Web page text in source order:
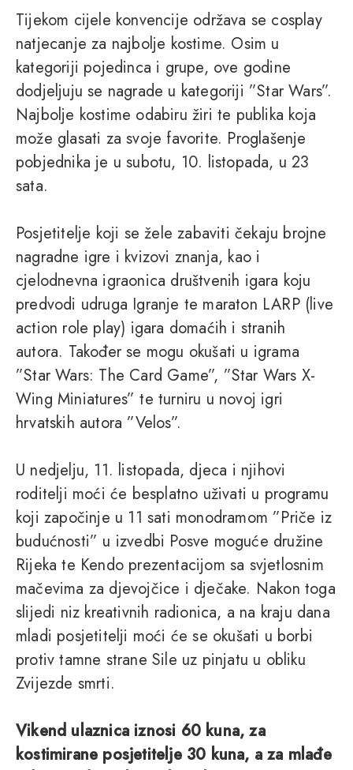
Tijekom cijele konvencije održava se cosplay
natjecanje za najbolje kostime. Osim u
kategoriji pojedinca i grupe, ove godine
dodjeljuju se nagrade u kategoriji ”Star Wars”.
Najbolje kostime odabiru žiri te publika koja
može glasati za svoje favorite. Proglašenje
pobjednika je u subotu, 10. listopada, u 23
sata.
Posjetitelje koji se žele zabaviti čekaju brojne
nagradne igre i kvizovi znanja, kao i
cjelodnevna igraonica društvenih igara koju
predvodi udruga Igranje te maraton LARP (live
action role play) igara domaćih i stranih
autora. Također se mogu okušati u igrama
”Star Wars: The Card Game”, ”Star Wars X-
Wing Miniatures” te turniru u novoj igri
hrvatskih autora ”Velos”.
U nedjelju, 11. listopada, djeca i njihovi
roditelji moći će besplatno uživati u programu
koji započinje u 11 sati monodramom ”Priče iz
budućnosti” u izvedbi Posve moguće družine
Rijeka te Kendo prezentacijom sa svjetlosnim
mačevima za djevojčice i dječake. Nakon toga
slijedi niz kreativnih radionica, a na kraju dana
mladi posjetitelji moći će se okušati u borbi
protiv tamne strane Sile uz pinjatu u obliku
Zvijezde smrti.
Vikend ulaznica iznosi 60 kuna, za
kostimirane posjetitelje 30 kuna, a za mlađe